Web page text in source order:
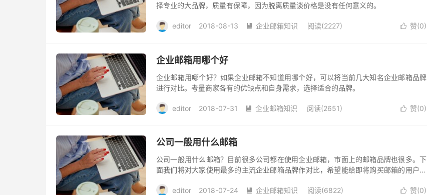
择专业的大品牌，质量有保障，因为脱离质量谈价格是没有任何意义的。
editor 2018-08-13  企业邮箱知识 阅读(2227)  赞(0)
企业邮箱用哪个好
企业邮箱用哪个好？如果企业邮箱不知道用哪个好，可以将当前几大知名企业邮箱品牌
进行对比。考量商家各有的优缺点和自身需求，选择适合的品牌。
editor 2018-07-31  企业邮箱知识 阅读(2651)  赞(0)
公司一般用什么邮箱
公司一般用什么邮箱？目前很多公司都在使用企业邮箱，市面上的邮箱品牌也很多。下
面我们将对大家使用最多的主流企业邮箱品牌作对比，希望能给即将购买邮箱的用户带
editor
2018-07-24  企业邮箱知识 阅读(6822)  赞(0)